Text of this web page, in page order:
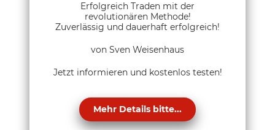
Erfolgreich Traden mit der
revolutionären Methode!
Zuverlässig und dauerhaft erfolgreich!
von Sven Weisenhaus
Jetzt informieren und kostenlos testen!
Mehr Details bitte...